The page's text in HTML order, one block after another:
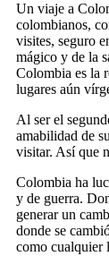
Un viaje a
colombianos,
visites, seguro
mágico y de la
Colombia es la
lugares aún
Al ser el
amabilidad de
visitar. Así que
Colombia ha
y de guerra.
generar un
donde se
como cualquier